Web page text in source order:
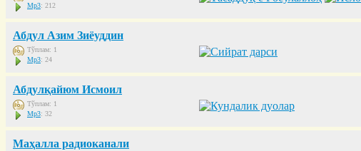
Mp3: 212
Абдул Азим Зиёуддин
Тўплам: 1
Mp3: 24
Абдулқайюм Исмоил
Тўплам: 1
Mp3: 32
Маҳалла радиоканали